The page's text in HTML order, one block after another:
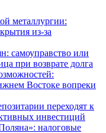
металлургии:
из-за
самоуправство или
при возврате долга
Востоке вопреки
переходят к
инвестиций
налоговые